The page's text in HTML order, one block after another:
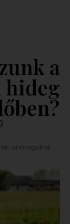
a
hideg
fel önmagukat